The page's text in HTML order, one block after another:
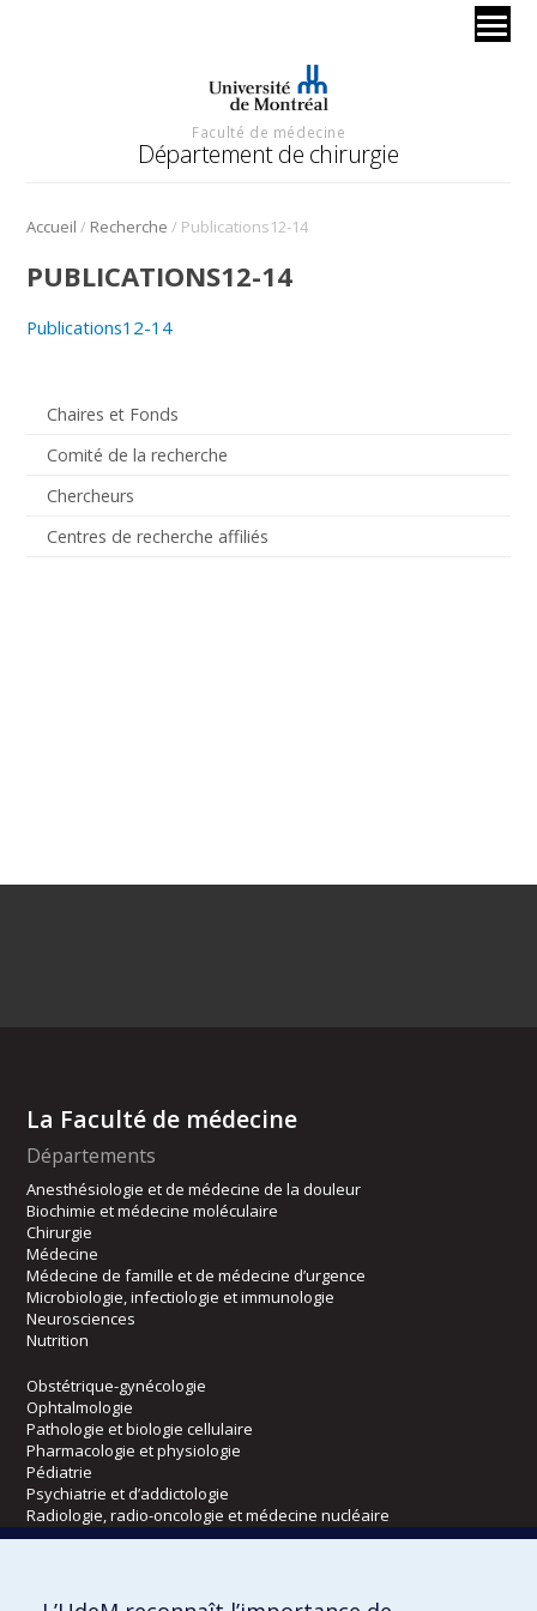
Faculté de médecine
Département de chirurgie
Accueil / Recherche / Publications12-14
Chaires et Fonds
Comité de la recherche
Chercheurs
Centres de recherche affiliés
PUBLICATIONS12-14
Publications12-14
La Faculté de médecine
Départements
Anesthésiologie et de médecine de la douleur
Biochimie et médecine moléculaire
Chirurgie
Médecine
Médecine de famille et de médecine d’urgence
Microbiologie, infectiologie et immunologie
Neurosciences
Nutrition
Obstétrique-gynécologie
Ophtalmologie
Pathologie et biologie cellulaire
Pharmacologie et physiologie
Pédiatrie
Psychiatrie et d’addictologie
Radiologie, radio-oncologie et médecine nucléaire